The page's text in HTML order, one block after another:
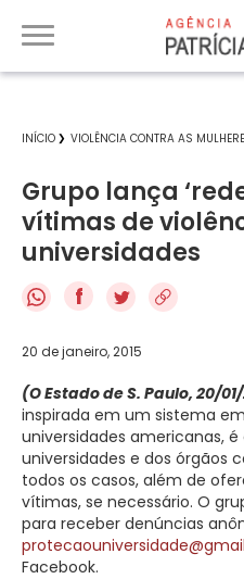
INÍCIO VIOLÊNCIA CONTRA AS
Grupo lança
vítimas de
universidades
f
20 de janeiro, 2015
(O Estado de S. Paulo, 20/
inspirada em um sistema
universidades americanas,
universidades e dos órgãos
todos os casos, além de
vítimas, se necessário. O
para receber denúncias
Facebook.